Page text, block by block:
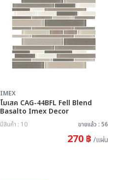
IMEX
โมเสค CAG-44BFL Fell Blend
Basalto Imex Decor
มีสินค้า : 10 ขายแล้ว : 56
270 ฿ /แผ่น